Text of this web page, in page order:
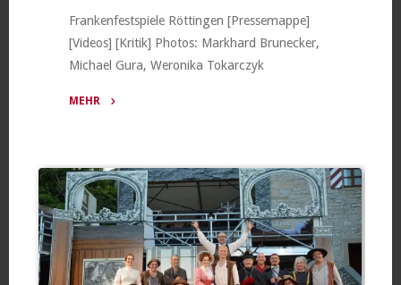
Frankenfestspiele Röttingen [Pressemappe]
[Videos] [Kritik] Photos: Markhard Brunecker,
Michael Gura, Weronika Tokarczyk
MEHR
„Give
peace
a
change“
/
Röttingen